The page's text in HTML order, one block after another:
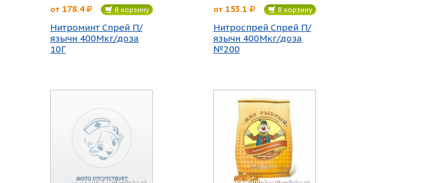
от 178.4 В корзину
Нитроминт Спрей П/
язычн 400Мкг/доза
10Г
от 153.1 В корзину
Нитроспрей Спрей П/
язычн 400Мкг/доза
№200